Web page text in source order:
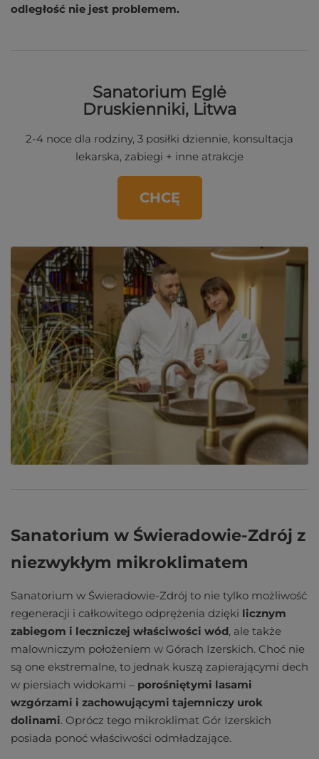
odległość nie jest problemem.
Sanatorium Eglė
Druskienniki, Litwa
2-4 noce dla rodziny, 3 posiłki dziennie, konsultacja
lekarska, zabiegi + inne atrakcje
CHCĘ
Sanatorium w Świeradowie-Zdrój z
niezwykłym mikroklimatem
Sanatorium w Świeradowie-Zdrój to nie tylko możliwość
regeneracji i całkowitego odprężenia dzięki licznym
zabiegom i leczniczej właściwości wód, ale także
malowniczym położeniem w Górach Izerskich. Choć nie
są one ekstremalne, to jednak kuszą zapierającymi dech
w piersiach widokami – porośniętymi lasami
wzgórzami i zachowującymi tajemniczy urok
dolinami. Oprócz tego mikroklimat Gór Izerskich
posiada ponoć właściwości odmładzające.